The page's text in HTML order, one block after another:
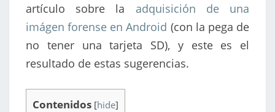
artículo sobre la adquisición de una
imágen forense en Android (con la pega de
no tener una tarjeta SD), y este es el
resultado de estas sugerencias.
Contenidos [hide]